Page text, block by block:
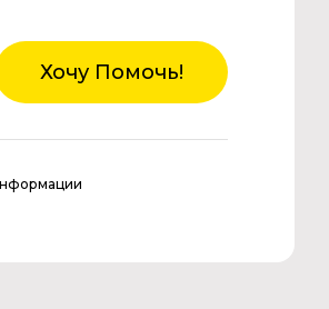
Хочу Помочь!